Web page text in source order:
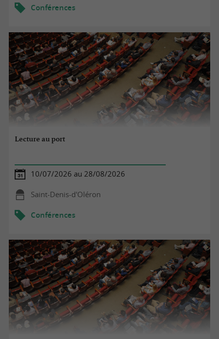
Conférences
Lecture au port
10/07/2026 au 28/08/2026
Saint-Denis-d'Oléron
Conférences